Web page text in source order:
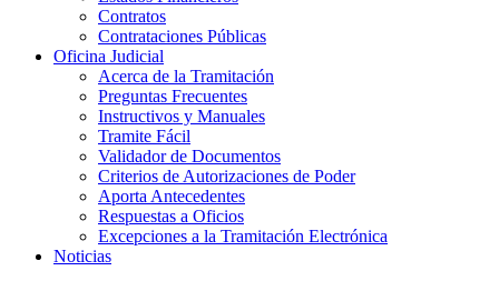
Contratos
Contrataciones Públicas
Oficina Judicial
Acerca de la Tramitación
Preguntas Frecuentes
Instructivos y Manuales
Tramite Fácil
Validador de Documentos
Criterios de Autorizaciones de Poder
Aporta Antecedentes
Respuestas a Oficios
Excepciones a la Tramitación Electrónica
Noticias